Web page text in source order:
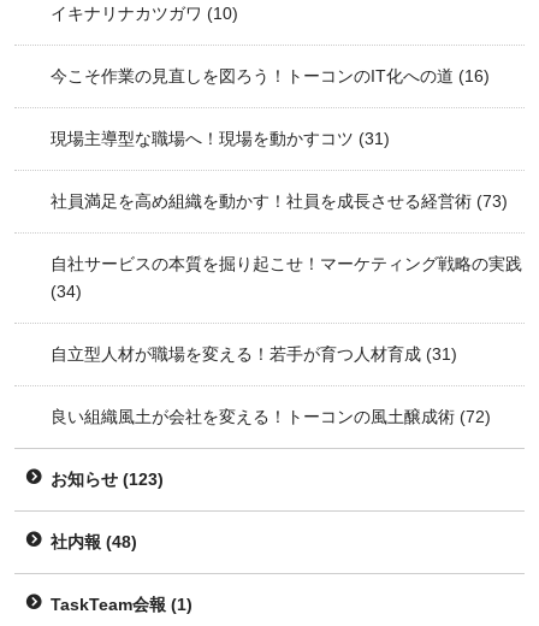
イキナリナカツガワ (10)
今こそ作業の見直しを図ろう！トーコンのIT化への道 (16)
現場主導型な職場へ！現場を動かすコツ (31)
社員満足を高め組織を動かす！社員を成長させる経営術 (73)
自社サービスの本質を掘り起こせ！マーケティング戦略の実践
(34)
自立型人材が職場を変える！若手が育つ人材育成 (31)
良い組織風土が会社を変える！トーコンの風土醸成術 (72)
お知らせ (123)
社内報 (48)
TaskTeam会報 (1)